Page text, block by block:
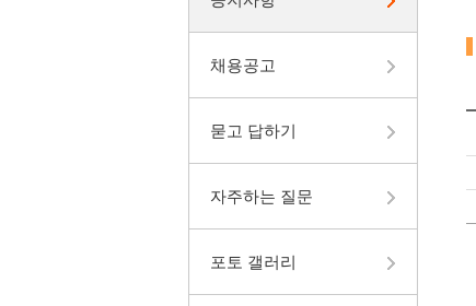
채용공고
묻고 답하기
자주하는 질문
포토 갤러리